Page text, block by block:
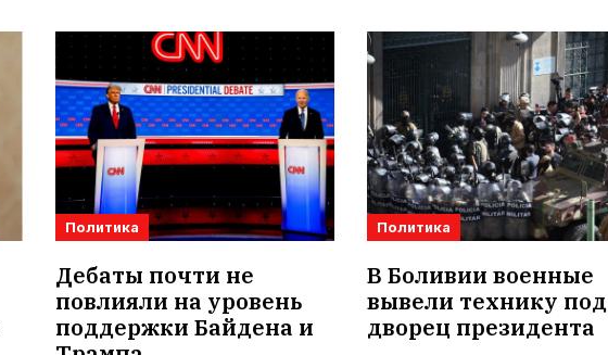
Политика
Дебаты почти не
повлияли на уровень
поддержки Байдена и
Политика
В Боливии военные
вывели технику под
дворец президента